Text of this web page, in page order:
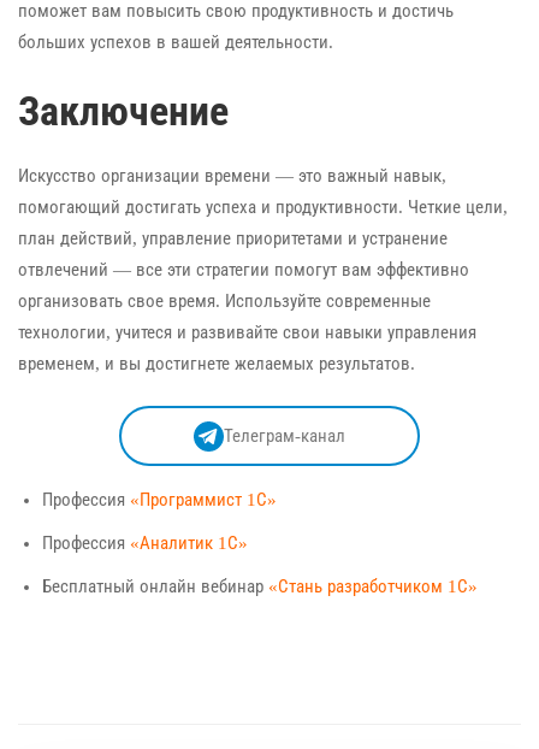
поможет вам повысить свою продуктивность и достичь
больших успехов в вашей деятельности.
Заключение
Искусство организации времени — это важный навык,
помогающий достигать успеха и продуктивности. Четкие цели,
план действий, управление приоритетами и устранение
отвлечений — все эти стратегии помогут вам эффективно
организовать свое время. Используйте современные
технологии, учитеся и развивайте свои навыки управления
временем, и вы достигнете желаемых результатов.
Телеграм-канал
Профессия «Программист 1С»
Профессия «Аналитик 1С»
Бесплатный онлайн вебинар «Стань разработчиком 1С»